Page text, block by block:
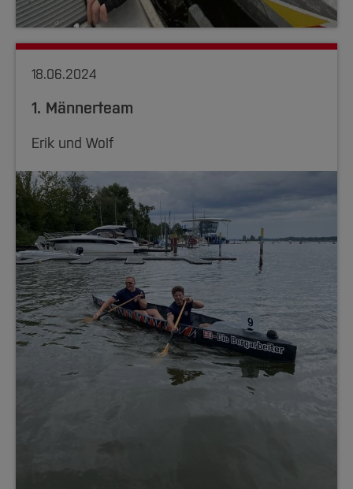
18.06.2024
1. Männerteam
Erik und Wolf